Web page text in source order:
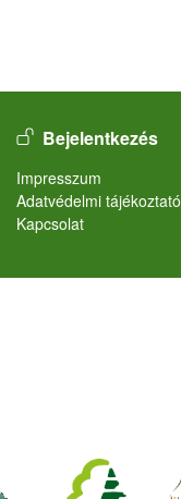
User account menu
Bejelentkezés
Lábléc
Impresszum
Adatvédelmi tájékoztató
Kapcsolat